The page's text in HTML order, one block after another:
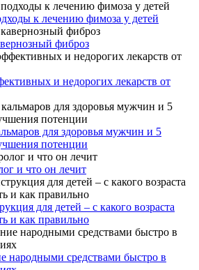
к лечению фимоза у детей
фиброз
и недорогих лекарств от
для здоровья мужчин и 5
потенции
и что он лечит
для детей – с какого возраста
и как правильно
народными средствами быстро в